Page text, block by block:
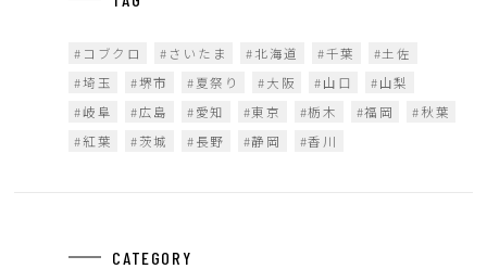
コブクロ さいたま 北海道 千葉
土佐
埼玉
堺市 夏祭り 大阪 山口
山梨
岐阜
広島 愛知 東京 栃木 福岡
秋葉
紅葉
茨城 長野 静岡 香川
CATEGORY